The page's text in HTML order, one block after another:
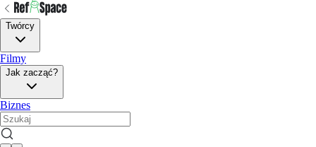
Twórcy
Filmy
Jak zacząć?
Biznes